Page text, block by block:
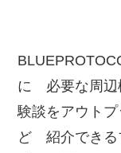
に 必要な周
験談をアウト
ど 紹介できる